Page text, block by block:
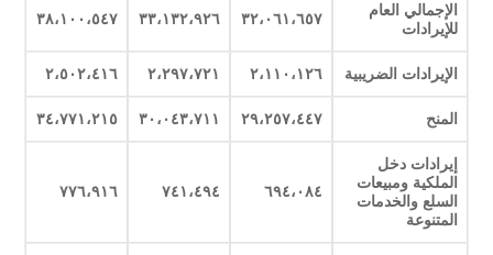
الإجمالي العام
للإيرادات
٣٢،٠٦١،٦٥٧ ٣٣،١٣٢،٩٢٦ ٣٨،١٠٠،٥٤٧
الإيرادات الضريبية ٢،١١٠،١٢٦ ٢،٢٩٧،٧٢١ ٢،٥٠٢،٤١٦
المنح ٢٩،٢٥٧،٤٤٧ ٣٠،٠٤٣،٧١١ ٣٤،٧٧١،٢١٥
إيرادات دخل
الملكية ومبيعات
السلع والخدمات
المتنوعة
٦٩٤،٠٨٤ ٧٤١،٤٩٤ ٧٧٦،٩١٦